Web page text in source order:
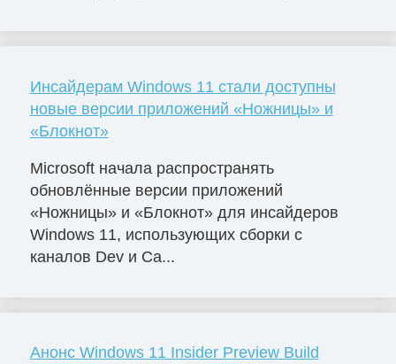
Инсайдерам Windows 11 стали доступны
новые версии приложений «Ножницы» и
«Блокнот»
Microsoft начала распространять
обновлённые версии приложений
«Ножницы» и «Блокнот» для инсайдеров
Windows 11, использующих сборки с
каналов Dev и Ca...
Анонс Windows 11 Insider Preview Build